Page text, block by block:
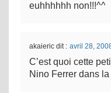
euhhhhhh non!!!^^
akaieric dit : avril 28,
C’est quoi cette
Nino Ferrer dans la